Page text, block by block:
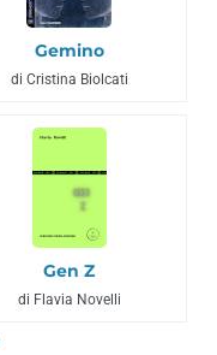
Gemino
di Cristina Biolcati
Gen Z
di Flavia Novelli